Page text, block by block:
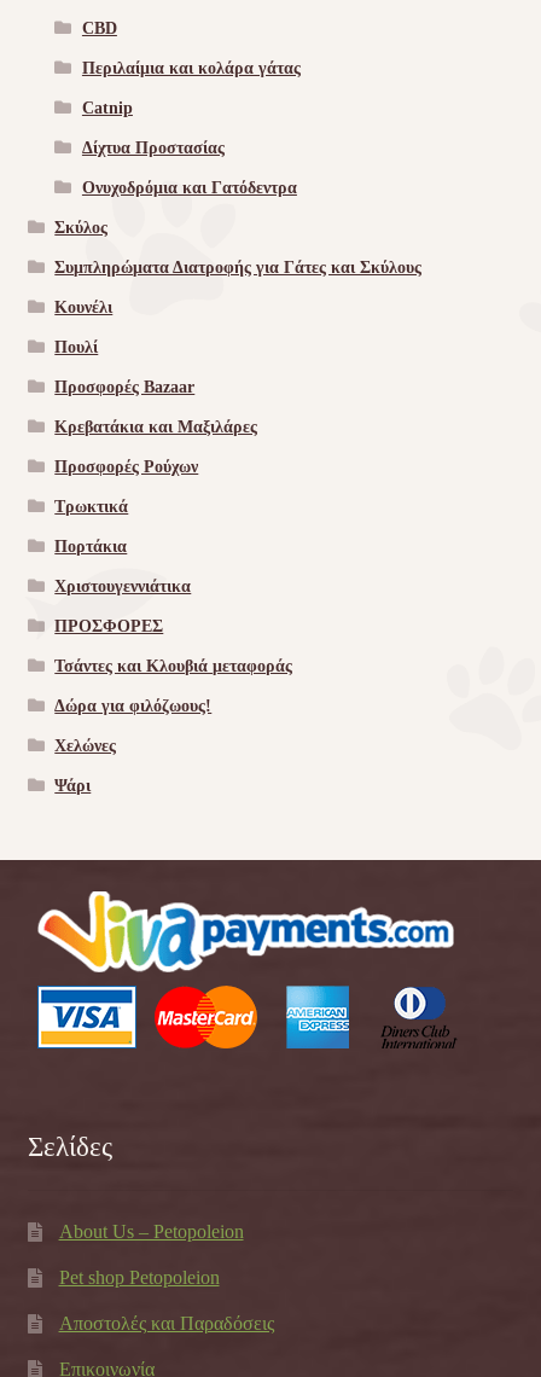
CBD
Περιλαίμια και κολάρα γάτας
Catnip
Δίχτυα Προστασίας
Ονυχοδρόμια και Γατόδεντρα
Σκύλος
Συμπληρώματα Διατροφής για Γάτες και Σκύλους
Κουνέλι
Πουλί
Προσφορές Bazaar
Κρεβατάκια και Μαξιλάρες
Προσφορές Ρούχων
Τρωκτικά
Πορτάκια
Χριστουγεννιάτικα
ΠΡΟΣΦΟΡΕΣ
Τσάντες και Κλουβιά μεταφοράς
Δώρα για φιλόζωους!
Χελώνες
Ψάρι
Σελίδες
About Us – Petopoleion
Pet shop Petopoleion
Αποστολές και Παραδόσεις
Επικοινωνία